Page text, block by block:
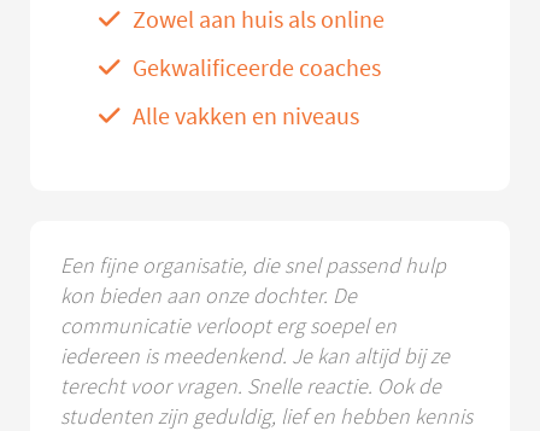
Zowel aan huis als online
Gekwalificeerde coaches
Alle vakken en niveaus
Een fijne organisatie, die snel passend hulp
kon bieden aan onze dochter. De
communicatie verloopt erg soepel en
iedereen is meedenkend. Je kan altijd bij ze
terecht voor vragen. Snelle reactie. Ook de
studenten zijn geduldig, lief en hebben kennis